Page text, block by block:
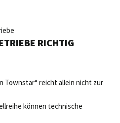
RICHTIG
Townstar“ reicht allein nicht zur
können technische